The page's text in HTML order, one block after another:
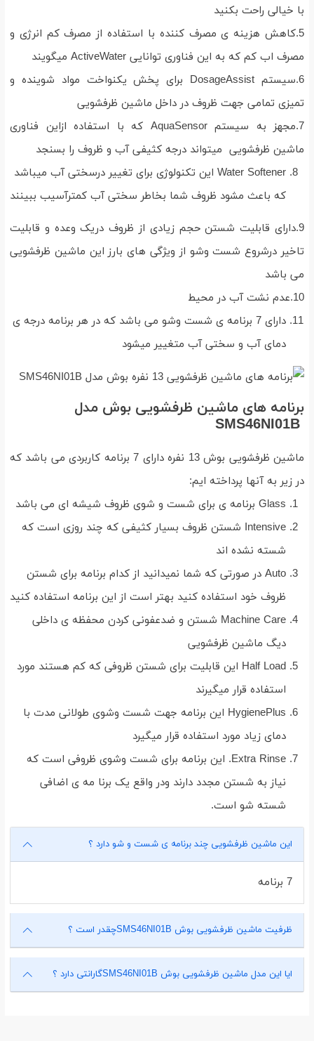
با خیالی راحت بکنید
5.کاهش هزینه ی مصرف کننده با استفاده از مصرف کم انرژی و
مصرف اب کم که به این فناوری توانایی ActiveWater میگویند
6.سیستم DosageAssist برای پخش یکنواخت مواد شوینده و
تمیزی تمامی جهت ظروف در داخل ماشین ظرفشویی
7.مجهز به سیستم AquaSensor که با استفاده ازاین فناوری
ماشین ظرفشویی میتواند درجه کثیفی آب و ظروف را بسنجد
Water Softener این تکنولوژی برای تغییر درسختی آب میباشد
که باعث مشود ظروف شما بخاطر سختی آب کمترآسیب ببینند
9.دارای قابلیت شستن حجم زیادی از ظروف دریک وعده و قابلیت
تاخیر درشروع شست وشو از ویژگی های بارز این ماشین ظرفشویی
می باشد
10.عدم نشت آب در محیط
دارای 7 برنامه ی شست وشو می باشد که در هر برنامه درجه ی
دمای آب و سختی آب متغییر میشود
برنامه های ماشین ظرفشویی بوش مدل
ماشین ظرفشویی بوش 13 نفره دارای 7 برنامه کاربردی می باشد که
در زیر به آنها پرداخته ایم:
Glass برنامه ی برای شست و شوی ظروف شیشه ای می باشد
Intensive شستن ظروف بسیار کثیفی که چند روزی است که
شسته نشده اند
Auto در صورتی که شما نمیدانید از کدام برنامه برای شستن
ظروف خود استفاده کنید بهتر است از این برنامه استفاده کنید
Machine Care شستن و ضدعفونی کردن محفظه ی داخلی
دیگ ماشین ظرفشویی
Half Load این قابلیت برای شستن ظروفی که کم هستند مورد
استفاده قرار میگیرند
HygienePlus این برنامه جهت شست وشوی طولانی مدت با
دمای زیاد مورد استفاده قرار میگیرد
Extra Rinse. این برنامه برای شست وشوی ظروفی است که
نیاز به شستن مجدد دارند ودر واقع یک برنا مه ی اضافی
شسته شو است.
این ماشین ظرفشویی چند برنامه ی شست و شو دارد ؟
7 برنامه
ظرفیت ماشین ظرفشویی بوش SMS46NI01Bچقدر است ؟
ایا این مدل ماشین ظرفشویی بوش SMS46NI01Bگارانتی دارد ؟